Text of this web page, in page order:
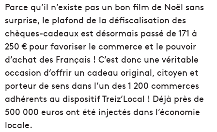
Parce qu’il n’existe pas un bon film de Noël sans
surprise, le plafond de la défiscalisation des
chèques-cadeaux est désormais passé de 171 à
250 € pour favoriser le commerce et le pouvoir
d’achat des Français ! C’est donc une véritable
occasion d’offrir un cadeau original, citoyen et
porteur de sens dans l’un des 1 200 commerces
adhérents au dispositif Treiz’Local ! Déjà près de
500 000 euros ont été injectés dans l’économie
locale.